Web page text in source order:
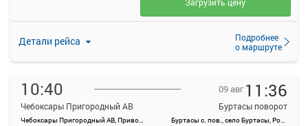
Детали рейса
Подробнее
о маршруте
10:40
Чебоксары Пригородный АВ
Чебоксары Пригородный АВ, Привокзальная ул., 3
09 авг 11:36
Буртасы поворот
Буртасы с. пов., село Буртасы, Россия